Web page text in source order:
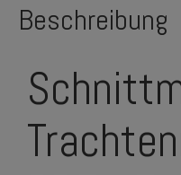
Beschreibung